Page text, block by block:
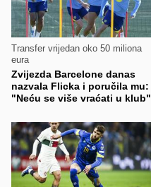
Transfer vrijedan oko 50 miliona
eura
Zvijezda Barcelone danas
nazvala Flicka i poručila mu:
"Neću se više vraćati u klub"